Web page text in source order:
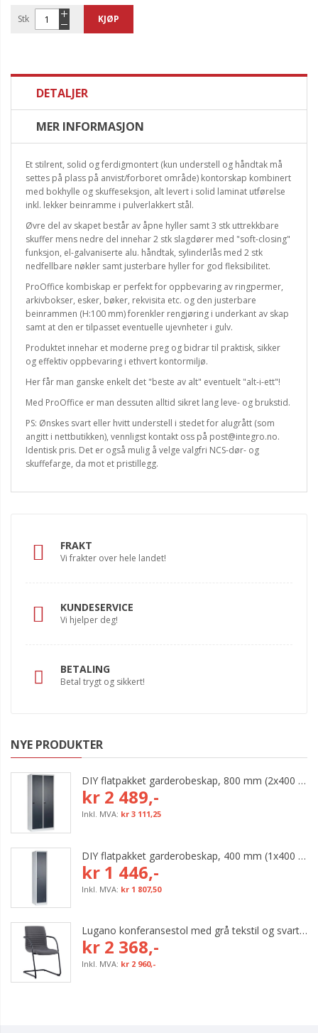
Stk KJØP
DETALJER
MER INFORMASJON
Et stilrent, solid og ferdigmontert (kun understell og håndtak må
settes på plass på anvist/forboret område) kontorskap kombinert
med bokhylle og skuffeseksjon, alt levert i solid laminat utførelse
inkl. lekker beinramme i pulverlakkert stål.
Øvre del av skapet består av åpne hyller samt 3 stk uttrekkbare
skuffer mens nedre del innehar 2 stk slagdører med "soft-closing"
funksjon, el-galvaniserte alu. håndtak, sylinderlås med 2 stk
nedfellbare nøkler samt justerbare hyller for god fleksibilitet.
ProOffice kombiskap er perfekt for oppbevaring av ringpermer,
arkivbokser, esker, bøker, rekvisita etc. og den justerbare
beinrammen (H:100 mm) forenkler rengjøring i underkant av skap
samt at den er tilpasset eventuelle ujevnheter i gulv.
Produktet innehar et moderne preg og bidrar til praktisk, sikker
og effektiv oppbevaring i ethvert kontormiljø.
Her får man ganske enkelt det "beste av alt" eventuelt "alt-i-ett"!
Med ProOffice er man dessuten alltid sikret lang leve- og brukstid.
PS: Ønskes svart eller hvitt understell i stedet for alugrått (som
angitt i nettbutikken), vennligst kontakt oss på post@integro.no.
Identisk pris. Det er også mulig å velge valgfri NCS-dør- og
skuffefarge, da mot et pristillegg.
FRAKT
Vi frakter over hele landet!
KUNDESERVICE
Vi hjelper deg!
BETALING
Betal trygt og sikkert!
NYE PRODUKTER
DIY flatpakket garderobeskap, 800 mm (2x400 mm = 2 rom)
kr 2 489,-
kr 3 111,25
DIY flatpakket garderobeskap, 400 mm (1x400 mm = 1 rom)
kr 1 446,-
kr 1 807,50
Lugano konferansestol med grå tekstil og svart bøyleunderstell
kr 2 368,-
kr 2 960,-